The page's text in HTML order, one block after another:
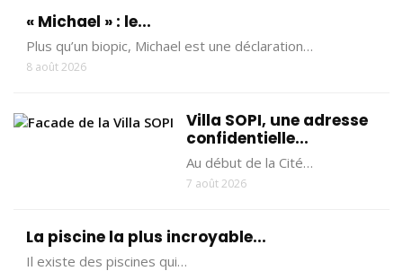
« Michael » : le...
Plus qu’un biopic, Michael est une déclaration…
8 août 2026
Villa SOPI, une adresse
confidentielle...
Au début de la Cité…
7 août 2026
La piscine la plus incroyable...
Il existe des piscines qui…